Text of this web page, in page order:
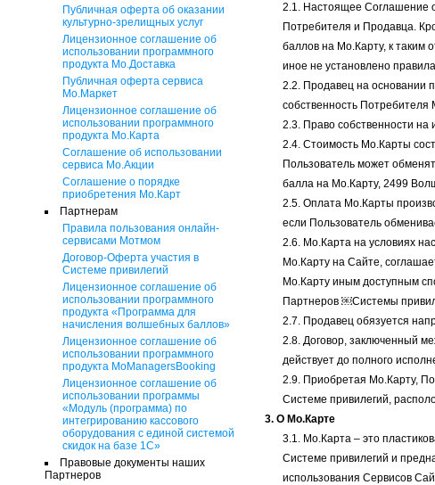
Публичная оферта об оказании
культурно-зрелищных услуг
Лицензионное соглашение об
использовании программного
продукта Мо.Доставка
Публичная оферта сервиса
Мо.Маркет
Лицензионное соглашение об
использовании программного
продукта Мо.Карта
Соглашение об использовании
сервиса Мо.Акции
Соглашение о порядке
приобретения Мо.Карт
Партнерам
Правила пользования онлайн-
сервисами Мотмом
Договор-Оферта участия в
Системе привилегий
Лицензионное соглашение об
использовании программного
продукта «Программа для
начисления волшебных баллов»
Лицензионное соглашение об
использовании программного
продукта MoManagersBooking
Лицензионное соглашение об
использовании программы
«Модуль (программа) по
интегрированию кассового
оборудования с единой системой
скидок на базе 1С»
Правовые документы наших
Партнеров
2.1. Настоящее Соглашение
Потребителя и Продавца.
баллов на Мо.Карту, к
иное не установлено
2.2. Продавец на основании
собственность Потребителя
2.3. Право собственности на
2.4. Стоимость Мо.Карты
Пользователь может
балла на Мо.Карту, 2499
2.5. Оплата Мо.Карты
если Пользователь
2.6. Мо.Карта на условиях
Мо.Карту на Сайте,
Мо.Карту иным доступным
Партнеров ￼Системы
2.7. Продавец обязуется
2.8. Договор, заключенный
действует до полного
2.9. Приобретая Мо.Карту,
Системе привилегий,
3. О Мо.Карте
3.1. Мо.Карта – это
Системе привилегий и
использования Сервисов